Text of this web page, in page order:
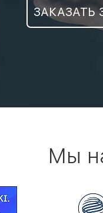
ЗАКАЗАТЬ
Мы